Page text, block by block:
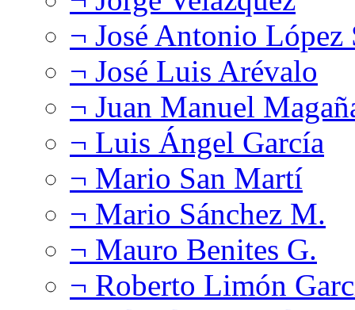
¬ José Antonio López
¬ José Luis Arévalo
¬ Juan Manuel
¬ Luis Ángel García
¬ Mario San Martí
¬ Mario Sánchez M.
¬ Mauro Benites G.
¬ Roberto Limón